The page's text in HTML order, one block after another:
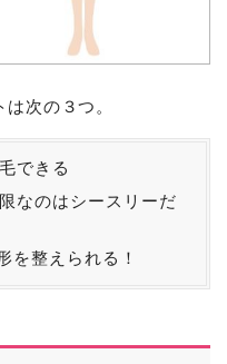
次の３つ。
できる
なのはシースリーだ
を整えられる！